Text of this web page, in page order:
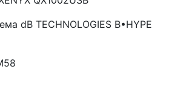
dB TECHNOLOGIES B•HYPE